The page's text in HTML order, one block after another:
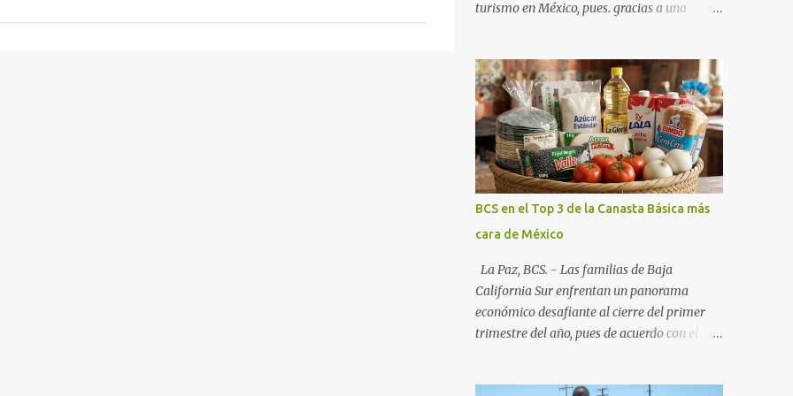
turismo en México, pues. gracias a una
fideicomisos de promoción, la entidad
proyecta un cierre de año marcado por una
ocupación hotelera robusta, una
conectividad aérea en ascenso y una
derrama económica sin precedentes. Las
proyecciones para este periodo vacacional
son optimistas, con un promedio estatal que
supera el 70% . Sin embargo, la sorpresa del
año la ha dado el norte del estado. Comondú
encabeza las expectativas con un
impresionante 89% de ocupación,
impulsado por el interés creciente en el
turismo de naturaleza. Le siguen destinos
Nuevo). La Paz: 66%. Loreto: 58%. Mulegé:
BCS en el Top 3 de la Canasta Básica más
cara de México
La Paz, BCS. - Las familias de Baja
California Sur enfrentan un panorama
económico desafiante al cierre del primer
trimestre del año, pues de acuerdo con el